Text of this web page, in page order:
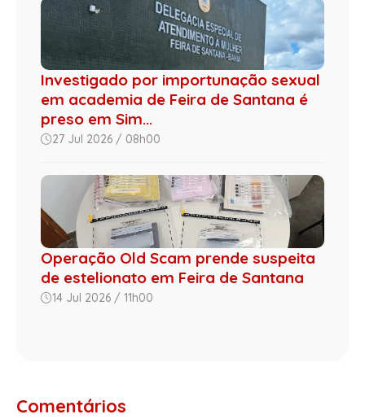
Investigado por importunação sexual
em academia de Feira de Santana é
preso em Sim...
27 Jul 2026 / 08h00
Operação Old Scam prende suspeita
de estelionato em Feira de Santana
14 Jul 2026 / 11h00
Comentários